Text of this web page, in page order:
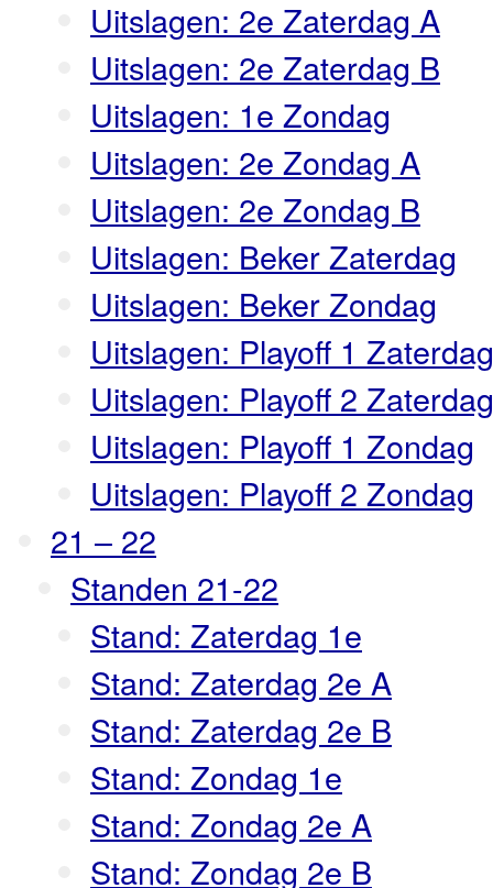
Uitslagen: 2e Zaterdag A
Uitslagen: 2e Zaterdag B
Uitslagen: 1e Zondag
Uitslagen: 2e Zondag A
Uitslagen: 2e Zondag B
Uitslagen: Beker Zaterdag
Uitslagen: Beker Zondag
Uitslagen: Playoff 1 Zaterdag
Uitslagen: Playoff 2 Zaterdag
Uitslagen: Playoff 1 Zondag
Uitslagen: Playoff 2 Zondag
21 – 22
Standen 21-22
Stand: Zaterdag 1e
Stand: Zaterdag 2e A
Stand: Zaterdag 2e B
Stand: Zondag 1e
Stand: Zondag 2e A
Stand: Zondag 2e B